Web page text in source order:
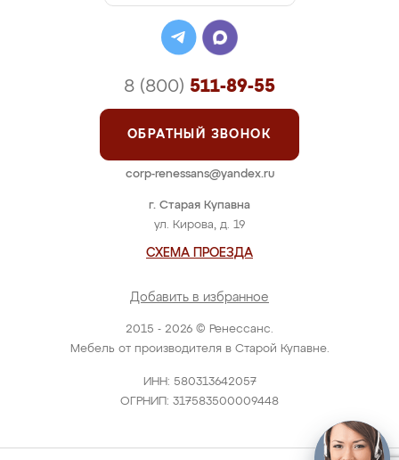
2015 - 2026 © Ренессанс.
Мебель от производителя в Старой Купавне.
ИНН: 580313642057
ОГРНИП: 317583500009448
г. Старая Купавна
ул. Кирова, д. 19
СХЕМА ПРОЕЗДА
Добавить в избранное
8 (800) 511-89-55
ОБРАТНЫЙ ЗВОНОК
corp-renessans@yandex.ru